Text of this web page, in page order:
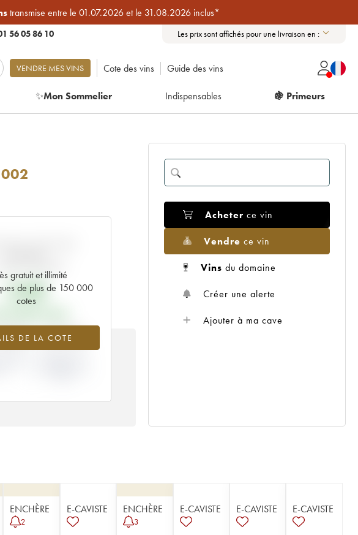
transmise entre le 01.07.2026 et le 31.08.2026 inclus*
56 05 86 10 Les prix sont affichés pour une livraison en :
VENDRE MES VINS Cote des vins Guide des vins
✨Mon Sommelier Indispensables 🍇 Primeurs
gratuit et illimité
de plus de 150 000
cotes
DE LA COTE
36€
-12.2%
Acheter ce vin
Vendre ce vin
Vins du domaine
Créer une alerte
Ajouter à ma cave
ENCHÈRE
2
E-CAVISTE ENCHÈRE
3
E-CAVISTE E-CAVISTE E-CAVISTE